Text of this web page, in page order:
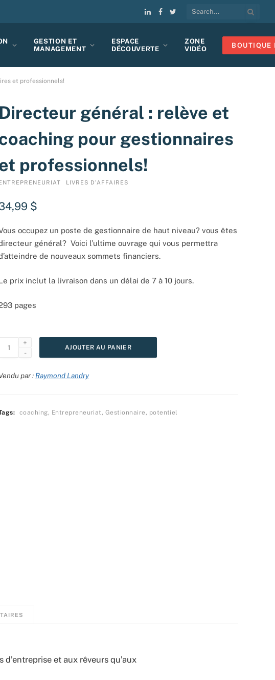
LinkedIn
Facebook
Twitter
GESTION ET
MANAGEMENT
ESPACE
DÉCOUVERTE
ZONE
VIDÉO
BOUTIQUE
et professionnels!
Directeur général : relève et
pour gestionnaires
professionnels!
LIVRES D’AFFAIRES
$
occupez un poste de gestionnaire de haut niveau? vous êtes
général? Voici l’ultime ouvrage qui vous permettra
de nouveaux sommets financiers.
prix inclut la livraison dans un délai de 7 à 10 jours.
pages
AJOUTER AU PANIER
par : Raymond Landry
coaching, Entrepreneuriat, Gestionnaire, potentiel
et aux rêveurs qu’aux